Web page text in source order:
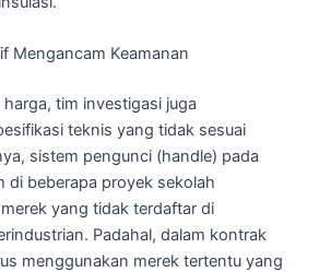
Mengancam Keamanan
harga, tim investigasi juga
teknis yang tidak sesuai
sistem pengunci (handle) pada
di beberapa proyek sekolah
yang tidak terdaftar di
Padahal, dalam kontrak
menggunakan merek tertentu yang